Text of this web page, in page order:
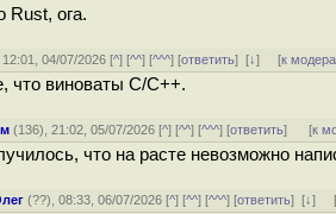
Rust, ога.
12:01, 04/07/2026 [^] [^^] [^^^] [ответить][↓] [к
что виноваты С/C++.
(136), 21:02, 05/07/2026 [^] [^^] [^^^] [ответить] [к
что на расте невозможно
(??), 08:33, 06/07/2026 [^] [^^] [^^^] [ответить][↓]